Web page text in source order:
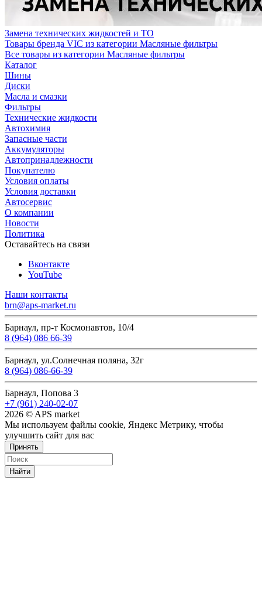
Замена технических жидкостей и ТО
Товары бренда VIC из категории Масляные фильтры
Все товары из категории Масляные фильтры
Каталог
Шины
Диски
Масла и смазки
Фильтры
Технические жидкости
Автохимия
Запасные части
Аккумуляторы
Автопринадлежности
Покупателю
Условия оплаты
Условия доставки
Автосервис
О компании
Новости
Политика
Оставайтесь на связи
Вконтакте
YouTube
Наши контакты
brn@aps-market.ru
Барнаул, пр-т Космонавтов, 10/4
8 (964) 086 66-39
Барнаул, ул.Солнечная поляна, 32г
8 (964) 086-66-39
Барнаул, Попова 3
+7 (961) 240-02-07
2026 © APS market
Мы используем файлы cookie, Яндекс Метрику, чтобы
улучшить сайт для вас
Принять
Найти